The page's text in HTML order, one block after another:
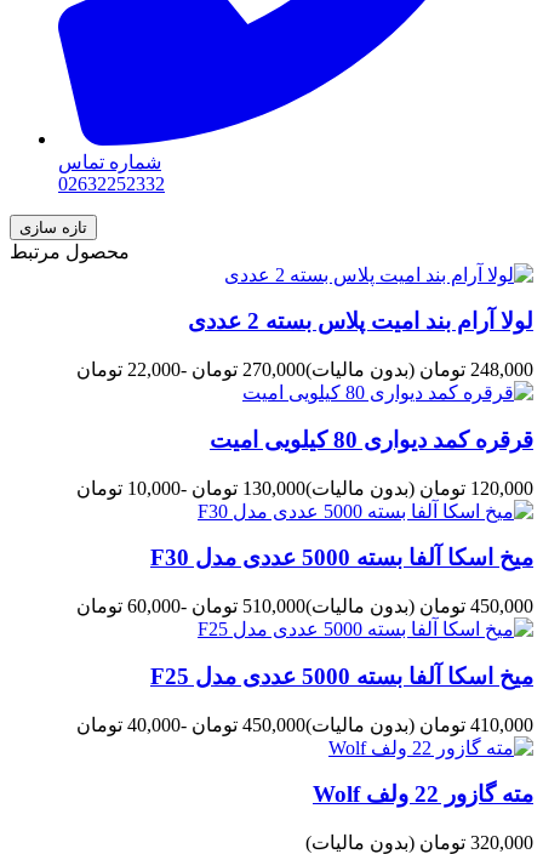
شماره تماس
02632252332
محصول مرتبط
لولا آرام بند امیت پلاس بسته 2 عددی
248,000 تومان (بدون مالیات)270,000 تومان -22,000 تومان
قرقره کمد دیواری 80 کیلویی امیت
120,000 تومان (بدون مالیات)130,000 تومان -10,000 تومان
میخ اسکا آلفا بسته 5000 عددی مدل F30
450,000 تومان (بدون مالیات)510,000 تومان -60,000 تومان
میخ اسکا آلفا بسته 5000 عددی مدل F25
410,000 تومان (بدون مالیات)450,000 تومان -40,000 تومان
مته گازور 22 ولف Wolf
320,000 تومان (بدون مالیات)